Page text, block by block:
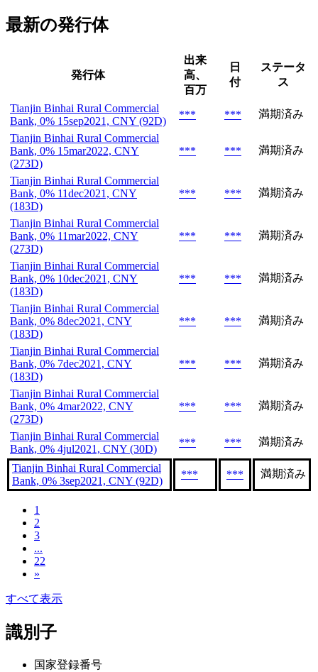
最新の発行体
発行体
出来
高、
百万
日
付
ステータ
ス
Tianjin Binhai Rural Commercial
Bank, 0% 15sep2021, CNY (92D)
*** ***
満期済み
Tianjin Binhai Rural Commercial
Bank, 0% 15mar2022, CNY
(273D)
*** *** 満期済み
Tianjin Binhai Rural Commercial
Bank, 0% 11dec2021, CNY
(183D)
*** *** 満期済み
Tianjin Binhai Rural Commercial
Bank, 0% 11mar2022, CNY
(273D)
*** *** 満期済み
Tianjin Binhai Rural Commercial
Bank, 0% 10dec2021, CNY
(183D)
*** *** 満期済み
Tianjin Binhai Rural Commercial
Bank, 0% 8dec2021, CNY
(183D)
*** *** 満期済み
Tianjin Binhai Rural Commercial
Bank, 0% 7dec2021, CNY
(183D)
*** *** 満期済み
Tianjin Binhai Rural Commercial
Bank, 0% 4mar2022, CNY
(273D)
*** *** 満期済み
Tianjin Binhai Rural Commercial
Bank, 0% 4jul2021, CNY (30D)
*** *** 満期済み
Tianjin Binhai Rural Commercial
Bank, 0% 3sep2021, CNY (92D)
*** *** 満期済み
1
2
3
...
22
»
すべて表示
識別子
国家登録番号